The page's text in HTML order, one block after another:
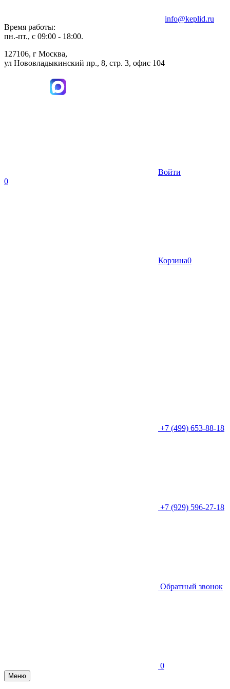
Время работы:
пн.-пт., с 09:00 - 18:00.
127106, г Москва,
ул Нововладыкинский пр., 8, стр. 3, офис 104
info@keplid.ru
Войти
0
Корзина0
+7 (499) 653-88-18
+7 (929) 596-27-18
Обратный звонок
0
Меню